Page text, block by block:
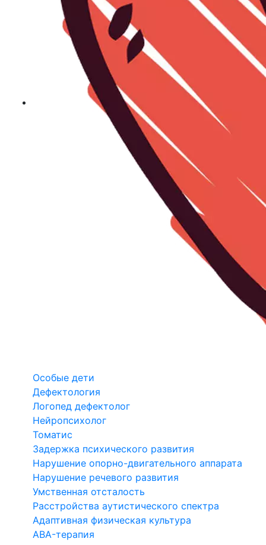
Особые дети
Дефектология
Логопед дефектолог
Нейропсихолог
Томатис
Задержка психического развития
Нарушение опорно-двигательного аппарата
Нарушение речевого развития
Умственная отсталость
Расстройства аутистического спектра
Адаптивная физическая культура
ABA-терапия